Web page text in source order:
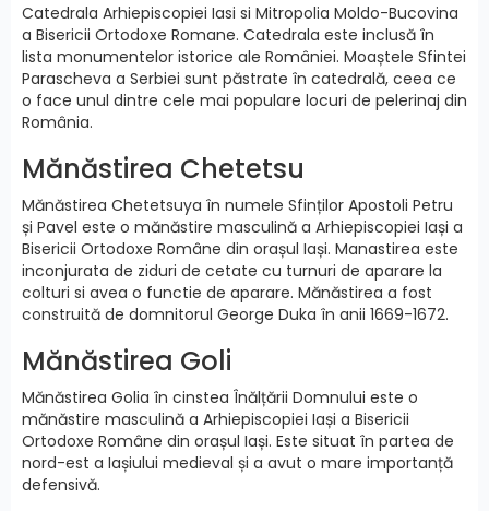
Catedrala Arhiepiscopiei Iasi si Mitropolia Moldo-Bucovina
a Bisericii Ortodoxe Romane. Catedrala este inclusă în
lista monumentelor istorice ale României. Moaștele Sfintei
Parascheva a Serbiei sunt păstrate în catedrală, ceea ce
o face unul dintre cele mai populare locuri de pelerinaj din
România.
Mănăstirea Chetetsu
Mănăstirea Chetetsuya în numele Sfinților Apostoli Petru
și Pavel este o mănăstire masculină a Arhiepiscopiei Iași a
Bisericii Ortodoxe Române din orașul Iași. Manastirea este
inconjurata de ziduri de cetate cu turnuri de aparare la
colturi si avea o functie de aparare. Mănăstirea a fost
construită de domnitorul George Duka în anii 1669-1672.
Mănăstirea Goli
Mănăstirea Golia în cinstea Înălțării Domnului este o
mănăstire masculină a Arhiepiscopiei Iași a Bisericii
Ortodoxe Române din orașul Iași. Este situat în partea de
nord-est a Iașiului medieval și a avut o mare importanță
defensivă.